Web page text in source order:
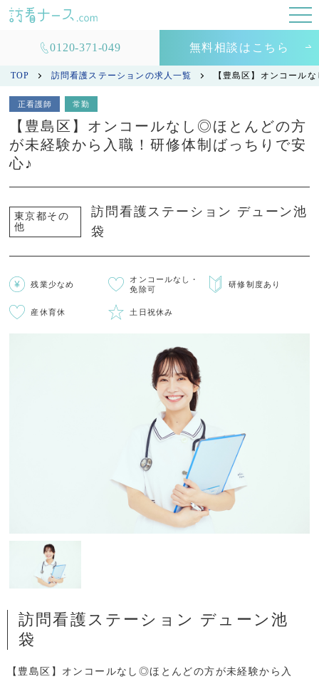
0120-371-049 無料相談はこちら
TOP 訪問看護ステーションの求人一覧 【豊島区】オンコール
正看護師 常勤
【豊島区】オンコールなし◎ほとんどの方
が未経験から入職！研修体制ばっちりで安
心♪
東京都その
他
訪問看護ステーション デューン池
袋
残業少なめ
オンコールなし・
免除可
研修制度あり
産休育休 土日祝休み
訪問看護ステーション デューン池
袋
【豊島区】オンコールなし◎ほとんどの方が未経験から入